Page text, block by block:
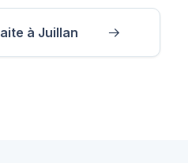
à Juillan